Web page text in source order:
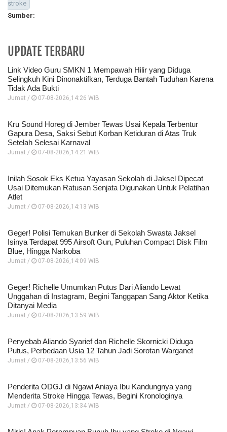
stroke
Sumber:
UPDATE TERBARU
Link Video Guru SMKN 1 Mempawah Hilir yang Diduga
Selingkuh Kini Dinonaktifkan, Terduga Bantah Tuduhan Karena
Tidak Ada Bukti
Jumat / 07-08-2026,14:26 WIB
Kru Sound Horeg di Jember Tewas Usai Kepala Terbentur
Gapura Desa, Saksi Sebut Korban Ketiduran di Atas Truk
Setelah Selesai Karnaval
Jumat / 07-08-2026,14:21 WIB
Inilah Sosok Eks Ketua Yayasan Sekolah di Jaksel Dipecat
Usai Ditemukan Ratusan Senjata Digunakan Untuk Pelatihan
Atlet
Jumat / 07-08-2026,14:13 WIB
Geger! Polisi Temukan Bunker di Sekolah Swasta Jaksel
Isinya Terdapat 995 Airsoft Gun, Puluhan Compact Disk Film
Blue, Hingga Narkoba
Jumat / 07-08-2026,14:09 WIB
Geger! Richelle Umumkan Putus Dari Aliando Lewat
Unggahan di Instagram, Begini Tanggapan Sang Aktor Ketika
Ditanyai Media
Jumat / 07-08-2026,13:59 WIB
Penyebab Aliando Syarief dan Richelle Skornicki Diduga
Putus, Perbedaan Usia 12 Tahun Jadi Sorotan Warganet
Jumat / 07-08-2026,13:56 WIB
Penderita ODGJ di Ngawi Aniaya Ibu Kandungnya yang
Menderita Stroke Hingga Tewas, Begini Kronologinya
Jumat / 07-08-2026,13:34 WIB